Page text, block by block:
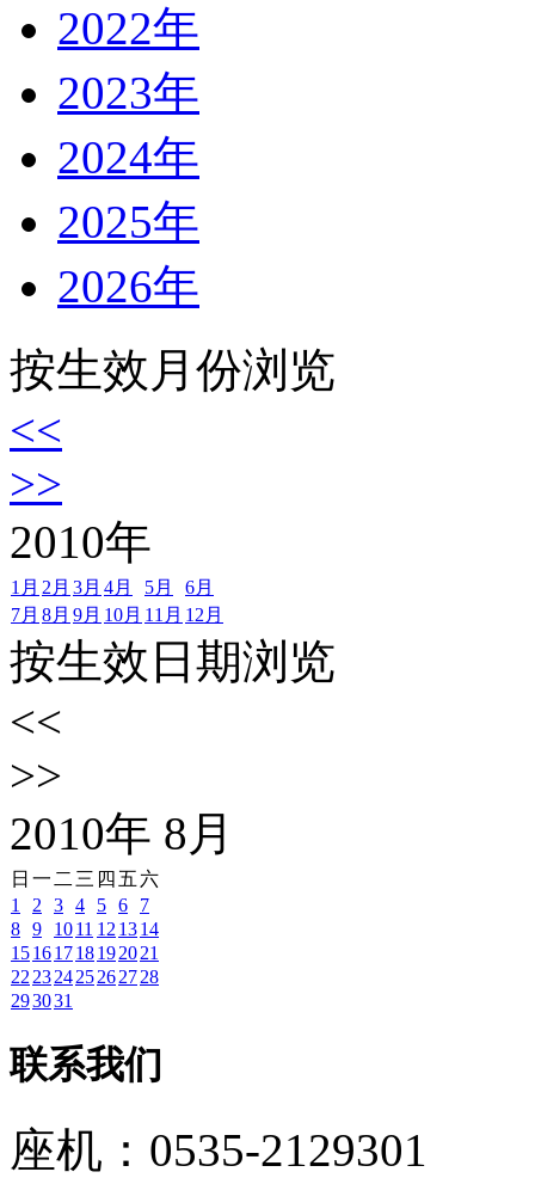
2022年
2023年
2024年
2025年
2026年
按生效月份浏览
<<
>>
2010年
1月 2月 3月 4月 5月
6月
7月 8月 9月 10月 11月 12月
按生效日期浏览
<<
>>
2010年 8 月
日 一 二 三 四 五 六
1
2 3 4 5 6
7
8 9 1011 12 1314
15161718192021
22 232425262728
293031
联系我们
座机：0535-2129301